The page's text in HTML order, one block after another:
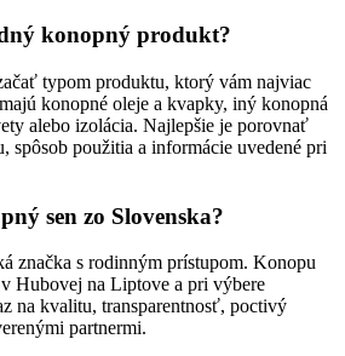
konopný produkt?
typom produktu, ktorý vám najviac
konopné oleje a kvapky, iný konopná
alebo izolácia. Najlepšie je porovnať
spôsob použitia a informácie uvedené pri
sen zo Slovenska?
značka s rodinným prístupom. Konopu
Hubovej na Liptove a pri výbere
na kvalitu, transparentnosť, poctivý
partnermi.